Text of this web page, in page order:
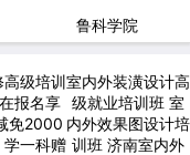
鲁科学院
级培训
报名享
免2000
学一科赠
室内外装潢设计高
级就业培训班 室
内外效果图设计培
训班 济南室内外